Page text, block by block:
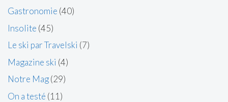
Gastronomie (40)
Insolite (45)
Le ski par Travelski (7)
Magazine ski (4)
Notre Mag(29)
On a testé (11)